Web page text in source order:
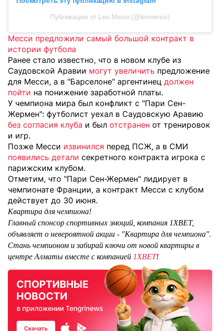
Публикация от Leo Messi (@leomessi)
Месси предложили самый большой контракт в
истории футбола
Ранее стало известно, что в новом клубе из
Саудовской Аравии могут увеличить предложение
для Месси, а в "Барселоне" аргентинец должен
пойти на понижение заработной платы.
У чемпиона мира был конфликт с "Пари Сен-
Жермен": футболист уехал в Саудовскую Аравию
без согласия клуба и был отстранен от тренировок
и игр.
Позже Месси извинился перед ПСЖ, а в СМИ
появились детали секретного контракта игрока с
парижским клубом.
Отметим, что "Пари Сен-Жермен" лидирует в
чемпионате Франции, а контракт Месси с клубом
действует до 30 июня.
Квартира для чемпиона!
Главный спонсор спортивных эмоций, компания 1XBET,
объявляет о невероятной акции - "Квартира для чемпиона".
Стань чемпионом и забирай ключи от новой квартиры в
центре Алматы вместе с компанией 1XBET!